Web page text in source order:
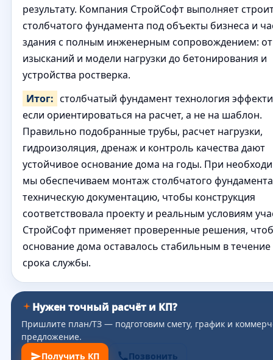
результату. Компания СтройСофт выполняет
столбчатого фундамента под объекты бизнеса и
здания с полным инженерным сопровождением: от
изысканий и модели нагрузки до бетонирования и
устройства ростверка.
Итог: столбчатый фундамент технология
если ориентироваться на расчет, а не на шаблон.
Правильно подобранные трубы, расчет нагрузки,
гидроизоляция, дренаж и контроль качества дают
устойчивое основание дома на годы. При
мы обеспечиваем монтаж столбчатого
техническую документацию, чтобы конструкция
соответствовала проекту и реальным условиям
СтройСофт применяет проверенные решения,
основание дома оставалось стабильным в течение
срока службы.
Нужен точный расчёт и КП?
Пришлите план/ТЗ — подготовим смету, график и
предложение.
Получить КП
Позвонить